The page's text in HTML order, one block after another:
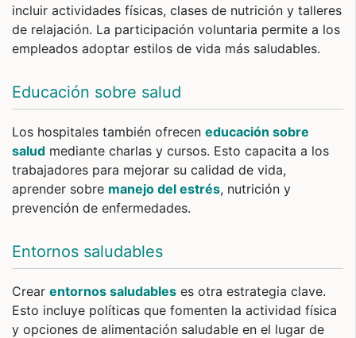
incluir actividades físicas, clases de nutrición y talleres
de relajación. La participación voluntaria permite a los
empleados adoptar estilos de vida más saludables.
Educación sobre salud
Los hospitales también ofrecen educación sobre
salud mediante charlas y cursos. Esto capacita a los
trabajadores para mejorar su calidad de vida,
aprender sobre manejo del estrés, nutrición y
prevención de enfermedades.
Entornos saludables
Crear entornos saludables es otra estrategia clave.
Esto incluye políticas que fomenten la actividad física
y opciones de alimentación saludable en el lugar de